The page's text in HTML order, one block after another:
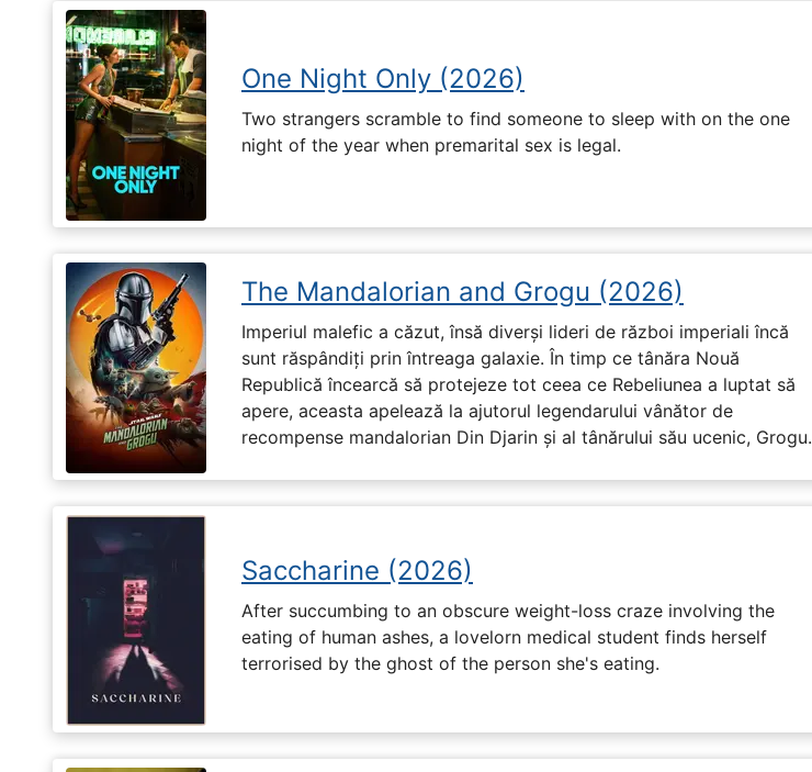
One Night Only (2026)
Two strangers scramble to find someone to sleep with on the one
night of the year when premarital sex is legal.
The Mandalorian and Grogu (2026)
Imperiul malefic a căzut, însă diverși lideri de război imperiali încă
sunt răspândiți prin întreaga galaxie. În timp ce tânăra Nouă
Republică încearcă să protejeze tot ceea ce Rebeliunea a luptat să
apere, aceasta apelează la ajutorul legendarului vânător de
recompense mandalorian Din Djarin și al tânărului său ucenic, Grogu.
Saccharine (2026)
After succumbing to an obscure weight-loss craze involving the
eating of human ashes, a lovelorn medical student finds herself
terrorised by the ghost of the person she's eating.